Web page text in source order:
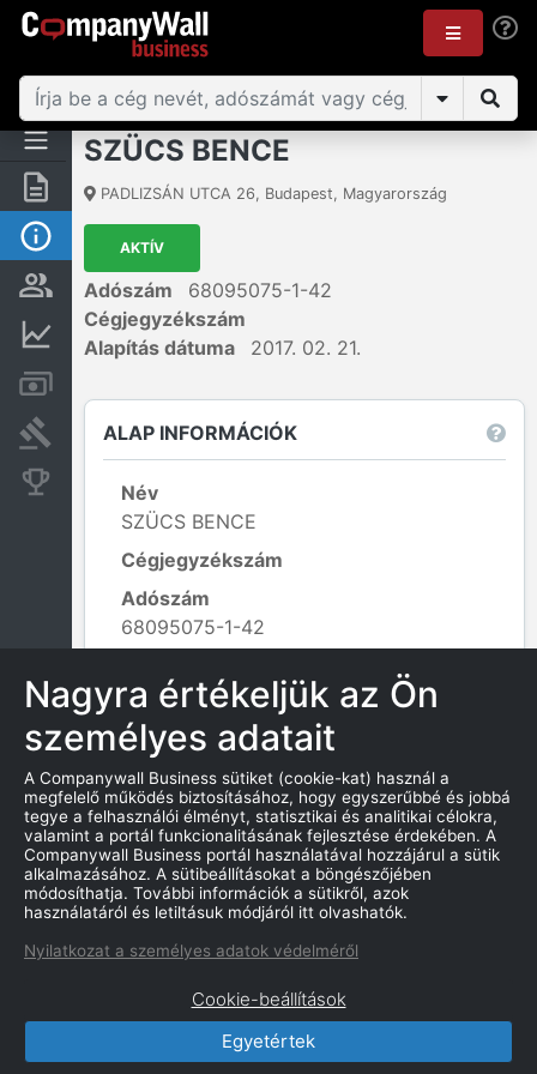
Összegzés
Alap információk
Személyek és tulajdonjog
Pénzügyi információk
Bírósági eljárások
Konkurens cégek
SZÜCS BENCE
PADLIZSÁN UTCA 26, Budapest, Magyarország
AKTÍV
Adószám
68095075-1-42
Cégjegyzékszám
Alapítás dátuma
2017. 02. 21.
ALAP INFORMÁCIÓK
Név
SZÜCS BENCE
Cégjegyzékszám
Adószám
68095075-1-42
2017. 02. 21.
Tevékenység kódja
731201 - Reklámfelület ügynöki
értékesítése;
Leaflet|© OpenStreetMap contributors
KAPCSOLATOK
CompanyWall Business © 2026
Felhasználási feltétek | Adatvédelmi szabályzat
Nagyra értékeljük az Ön
személyes adatait
A Companywall Business sütiket (cookie-kat) használ a
megfelelő működés biztosításához, hogy egyszerűbbé és jobbá
tegye a felhasználói élményt, statisztikai és analitikai célokra,
valamint a portál funkcionalitásának fejlesztése érdekében. A
Companywall Business portál használatával hozzájárul a sütik
alkalmazásához. A sütibeállításokat a böngészőjében
módosíthatja. További információk a sütikről, azok
használatáról és letiltásuk módjáról itt olvashatók.
Nyilatkozat a személyes adatok védelméről
Cookie-beállítások
Egyetértek